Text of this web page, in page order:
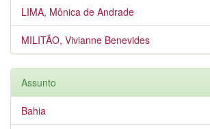
LIMA, Mônica de Andrade
MILITÃO, Vivianne Benevides
Assunto
Bahia